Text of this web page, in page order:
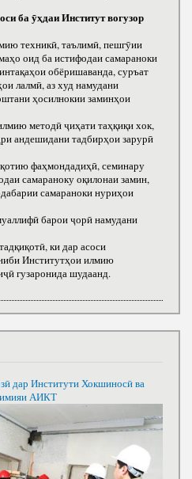
ба ӯҳдаи Институт вогузор
техникӣ, таълимӣ, пешгӯии
оид ба истифодаи самараноки
обёришаванда, суръат
лалмӣ, аз худ намудани
ҳосилнокии заминҳои
методӣ ҷиҳати таҳқиқи хок,
андешидани тадбирҳои зарурӣ
фаҳмондадиҳӣ, семинару
самараноку оқилонаи замин,
самараноки нуриҳои
барои ҷорӣ намудани
ки дар асоси
Институтҳои илмию
гузаронида шудаанд.
дар Институти Хокшиносӣ ва
АИКТ